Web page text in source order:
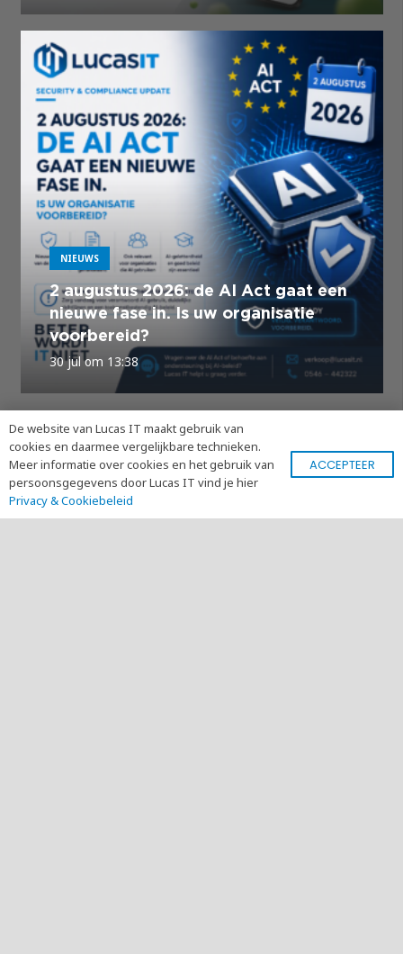
NIEUWS
2 augustus 2026: de AI Act gaat een
nieuwe fase in. Is uw organisatie
voorbereid?
30 jul om 13:38
Schrijf je nu in voor onze
nieuwsbrief!
De website van Lucas IT maakt gebruik van
cookies en daarmee vergelijkbare technieken.
Meer informatie over cookies en het gebruik van
persoonsgegevens door Lucas IT vind je hier
Privacy & Cookiebeleid
ACCEPTEER